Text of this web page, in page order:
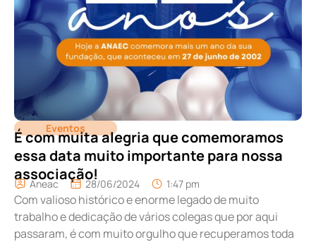
Eventos
É com muita alegria que comemoramos
essa data muito importante para nossa
associação!
Aneac 28/06/2024 1:47 pm
Com valioso histórico e enorme legado de muito
trabalho e dedicação de vários colegas que por aqui
passaram, é com muito orgulho que recuperamos toda